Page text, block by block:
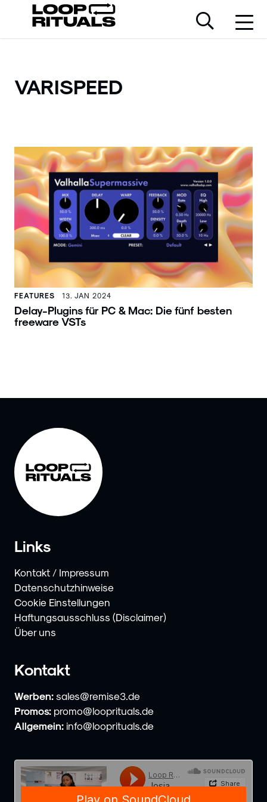
VARISPEED
FEATURES 13. JAN 2024
Delay-Plugins für PC & Mac: Die fünf besten
freeware VSTs
Links
Kontakt / Impressum
Datenschutzhinweise
Cookie Einstellungen
Haftungsausschluss (Disclaimer)
Über uns
Kontakt
Werben: sales@remise3.de
Promos: promo@looprituals.de
Allgemein: info@looprituals.de